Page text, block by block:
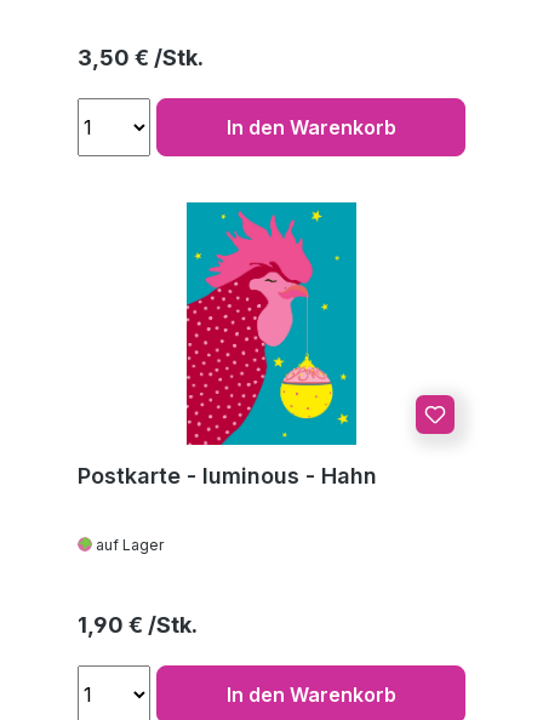
Regulärer Preis:
3,50 €
In den Warenkorb
Postkarte - luminous - Hahn
auf Lager
Regulärer Preis:
1,90 €
In den Warenkorb